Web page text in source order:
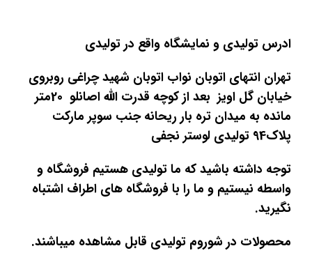
ادرس تولیدی و نمایشگاه واقع در تولیدی
تهران انتهای اتوبان نواب اتوبان شهید چراغی روبروی
خیابان گل اویز بعد از کوچه قدرت الله اصانلو 20متر
مانده به میدان تره بار ریحانه جنب سوپر مارکت
پلاک94 تولیدی لوستر نجفی
توجه داشته باشید که ما تولیدی هستیم فروشگاه و
واسطه نیستیم و ما را با فروشگاه های اطراف اشتباه
نگیرید.
محصولات در شوروم تولیدی قابل مشاهده میباشند.